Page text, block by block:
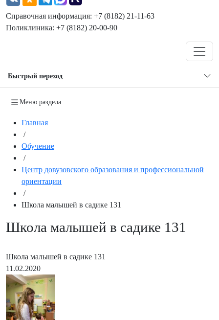
Справочная информация: +7 (8182) 21-11-63
Поликлиника: +7 (8182) 20-00-90
Быстрый переход
Меню раздела
Главная
/
Обучение
/
Центр довузовского образования и профессиональной
ориентации
/
Школа малышей в садике 131
Школа малышей в садике 131
Школа малышей в садике 131
11.02.2020